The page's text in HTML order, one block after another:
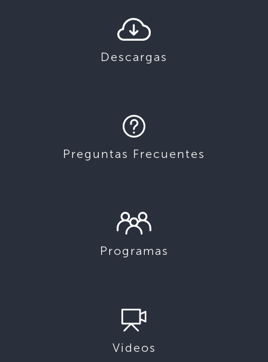
Descargas
Preguntas Frecuentes
Programas
Videos